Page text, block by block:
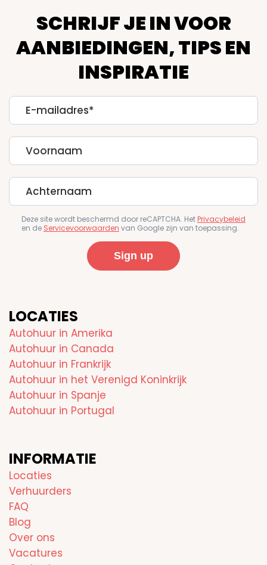
SCHRIJF JE IN VOOR
AANBIEDINGEN, TIPS EN
INSPIRATIE
E-
mailadres
First
Name
Last
Name
Deze site wordt beschermd door reCAPTCHA. HetPrivacybeleid
en de Servicevoorwaarden van Google zijn van toepassing.
LOCATIES
Autohuur in Amerika
Autohuur in Canada
Autohuur in Frankrijk
Autohuur in het Verenigd Koninkrijk
Autohuur in Spanje
Autohuur in Portugal
INFORMATIE
Locaties
Verhuurders
FAQ
Blog
Over ons
Vacatures